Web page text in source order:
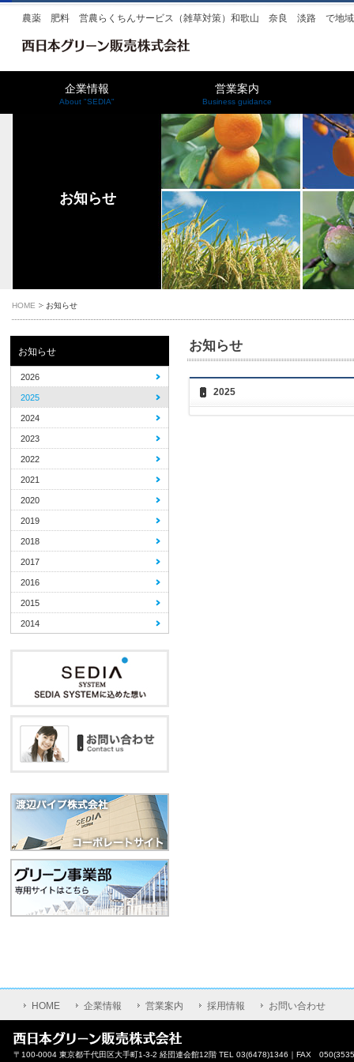
農薬 肥料 営農らくちんサービス（雑草対策）和歌山 奈良 淡路 で地
企業情報
About "SEDIA"
営業案内
Business guidance
お知らせ
HOME お知らせ
お知らせ
2025
お知らせ
2026
2025
2024
2023
2022
2021
2020
2019
2018
2017
2016
2015
2014
HOME 企業情報 営業案内 採用情報 お問い合わせ
〒100-0004 東京都千代田区大手町1-3-2 経団連会館12階 TEL 03(6478)1346｜FAX